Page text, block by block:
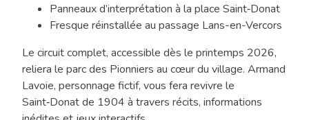
Panneaux d’interprétation à la place Saint‑Donat
Fresque réinstallée au passage Lans-en-Vercors
Le circuit complet, accessible dès le printemps 2026,
reliera le parc des Pionniers au cœur du village. Armand
Lavoie, personnage fictif, vous fera revivre le
Saint‑Donat de 1904 à travers récits, informations